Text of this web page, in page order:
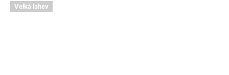
Velká lahev